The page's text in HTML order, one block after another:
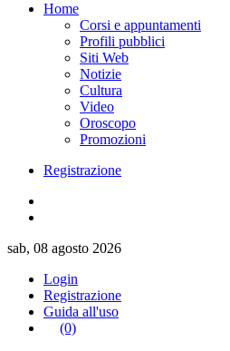
Home
Corsi e appuntamenti
Profili pubblici
Siti Web
Notizie
Cultura
Video
Oroscopo
Promozioni
Registrazione
sab, 08 agosto 2026
Login
Registrazione
Guida all'uso
(0)